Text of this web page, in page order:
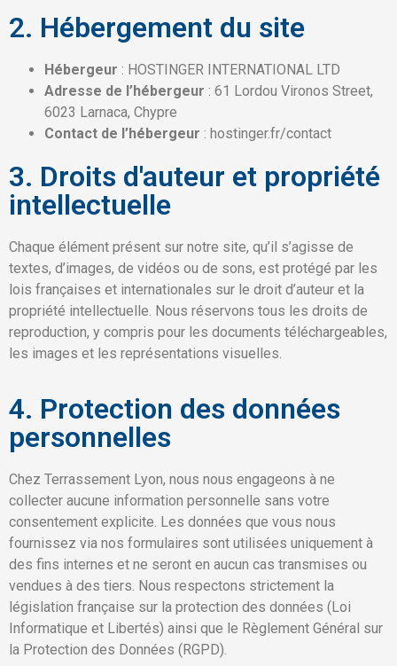
2. Hébergement du site
Hébergeur : HOSTINGER INTERNATIONAL LTD
Adresse de l’hébergeur : 61 Lordou Vironos Street,
6023 Larnaca, Chypre
Contact de l’hébergeur : hostinger.fr/contact
3. Droits d'auteur et propriété
intellectuelle
Chaque élément présent sur notre site, qu’il s’agisse de
textes, d’images, de vidéos ou de sons, est protégé par les
lois françaises et internationales sur le droit d’auteur et la
propriété intellectuelle. Nous réservons tous les droits de
reproduction, y compris pour les documents téléchargeables,
les images et les représentations visuelles.
4. Protection des données
personnelles
Chez Terrassement Lyon, nous nous engageons à ne
collecter aucune information personnelle sans votre
consentement explicite. Les données que vous nous
fournissez via nos formulaires sont utilisées uniquement à
des fins internes et ne seront en aucun cas transmises ou
vendues à des tiers. Nous respectons strictement la
législation française sur la protection des données (Loi
Informatique et Libertés) ainsi que le Règlement Général sur
la Protection des Données (RGPD).